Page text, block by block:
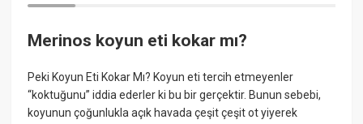
Merinos koyun eti kokar mı?
Peki Koyun Eti Kokar Mı? Koyun eti tercih etmeyenler
“koktuğunu” iddia ederler ki bu bir gerçektir. Bunun sebebi,
koyunun çoğunlukla açık havada çeşit çeşit ot yiyerek